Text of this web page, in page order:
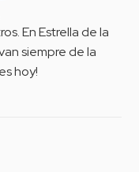
En Estrella de la
siempre de la
hoy!